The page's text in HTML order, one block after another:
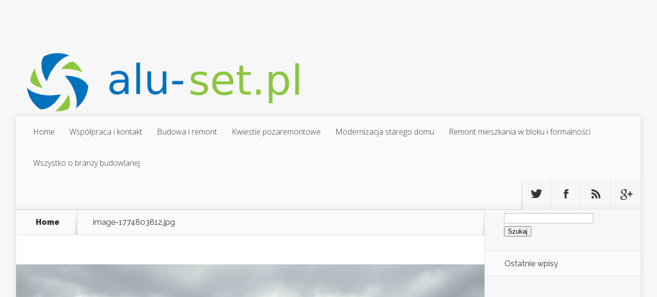
Home Współpraca i kontakt Budowa i remont Kwiestie pozaremontowe Modernizacja starego domu Remont mieszkania w bloku i formalności
Wszystko o branży budowlanej
Home image-1774803812.jpg
Szukaj:
Ostatnie wpisy